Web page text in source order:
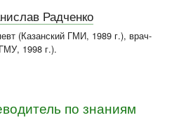
Радченко
(Казанский ГМИ, 1989 г.), врач-
, 1998 г.).
по знаниям